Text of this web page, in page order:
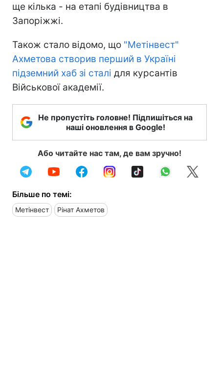
ще кілька - на етапі будівництва в
Запоріжжі.
Також стало відомо, що "Метінвест"
Ахметова створив перший в Україні
підземний хаб зі сталі для курсантів
Військової академії.
Не пропустіть головне! Підпишіться на
наші оновлення в Google!
Або читайте нас там, де вам зручно!
Більше по темі:
Метінвест Рінат Ахметов